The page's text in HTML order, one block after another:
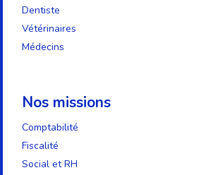
Dentiste
Vétérinaires
Médecins
Nos missions
Comptabilité
Fiscalité
Social et RH